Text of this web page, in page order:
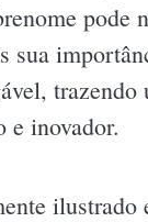
pode
sua
trazendo
e inovador.
ilustrado